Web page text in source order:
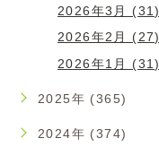
2026年3月 (31)
2026年2月 (27)
2026年1月 (31)
2025年 (365)
2024年 (374)